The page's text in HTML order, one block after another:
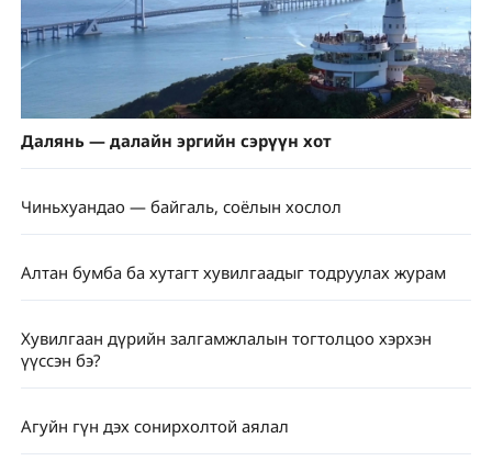
Далянь — далайн эргийн сэрүүн хот
Чиньхуандао — байгаль, соёлын хослол
Алтан бумба ба хутагт хувилгаадыг тодруулах журам
Хувилгаан дүрийн залгамжлалын тогтолцоо хэрхэн
үүссэн бэ?
Агуйн гүн дэх сонирхолтой аялал